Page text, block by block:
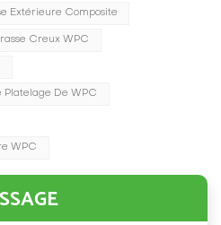
Extérieure Composite
Creux WPC
Platelage De WPC
WPC